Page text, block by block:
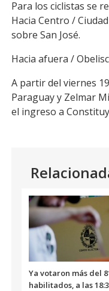
Para los ciclistas se
Hacia Centro /
sobre San José.
Hacia afuera /
A partir del viernes
Paraguay y Zelmar
el ingreso a
Ya votaron más del
habilitados, a las